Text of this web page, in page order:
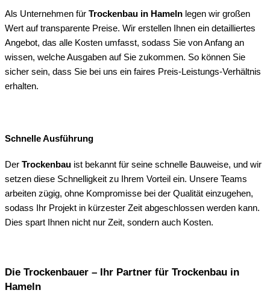
Als Unternehmen für Trockenbau in Hameln legen wir großen
Wert auf transparente Preise. Wir erstellen Ihnen ein detailliertes
Angebot, das alle Kosten umfasst, sodass Sie von Anfang an
wissen, welche Ausgaben auf Sie zukommen. So können Sie
sicher sein, dass Sie bei uns ein faires Preis-Leistungs-Verhältnis
erhalten.
Schnelle Ausführung
Der Trockenbau ist bekannt für seine schnelle Bauweise, und wir
setzen diese Schnelligkeit zu Ihrem Vorteil ein. Unsere Teams
arbeiten zügig, ohne Kompromisse bei der Qualität einzugehen,
sodass Ihr Projekt in kürzester Zeit abgeschlossen werden kann.
Dies spart Ihnen nicht nur Zeit, sondern auch Kosten.
Die Trockenbauer – Ihr Partner für Trockenbau in
Hameln